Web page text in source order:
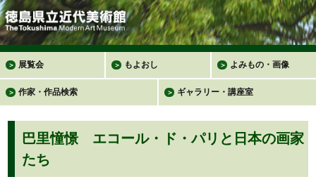
＞ 展覧会 ＞ もよおし ＞ よみもの・画像
＞ 作家・作品検索 ＞ ギャラリー・講座室
巴里憧憬 エコール・ド・パリと日本の画家
たち